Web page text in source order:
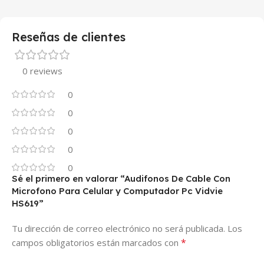
Reseñas de clientes
0 reviews
0
0
0
0
0
Sé el primero en valorar “Audifonos De Cable Con
Microfono Para Celular y Computador Pc Vidvie
HS619”
Tu dirección de correo electrónico no será publicada. Los
campos obligatorios están marcados con *